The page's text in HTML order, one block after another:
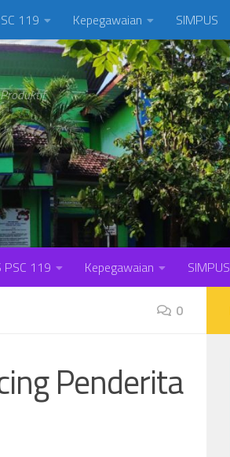
119 Kepegawaian SIMPUS
PSC 119 Kepegawaian SIMPUS
0
Penderita